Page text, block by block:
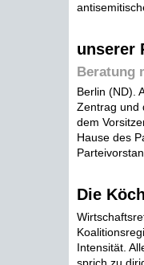
unserer
Beratung
Berlin (ND).
Zentrag und
dem
Hause des
Die
Intensität.